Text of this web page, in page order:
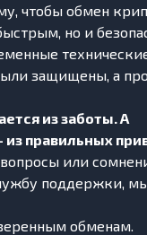
чтобы обмен
но и
защищены, а
из заботы. А
из правильных
или
поддержки,
обменам.